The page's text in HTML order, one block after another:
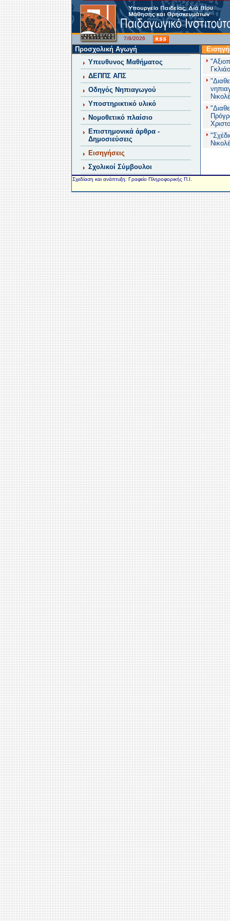
7/8/2026
Προσχολική Αγωγή
Υπευθυνος Μαθήματος
ΔΕΠΠΣ ΑΠΣ
Οδηγός Νηπιαγωγού
Υποστηρικτικό υλικό
Νομοθετικό πλαίσιο
Επιστημονικά άρθρα -
Δημοσιεύσεις
Εισηγήσεις
Σχολικοί Σύμβουλοι
Σχεδίαση και ανάπτυξη: Γραφείο Πληροφορικής Π.Ι.